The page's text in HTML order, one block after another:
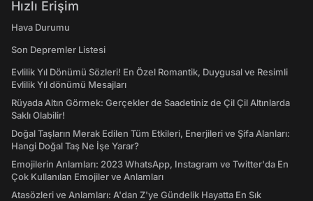
Hızlı Erişim
Hava Durumu
Son Depremler Listesi
Evlilik Yıl Dönümü Sözleri! En Özel Romantik, Duygusal ve Resimli
Evlilik Yıl dönümü Mesajları
Rüyada Altın Görmek: Gerçekler de Saadetiniz de Çil Çil Altınlarda
Saklı Olabilir!
Doğal Taşların Merak Edilen Tüm Etkileri, Enerjileri ve Şifa Alanları:
Hangi Doğal Taş Ne İşe Yarar?
Emojilerin Anlamları: 2023 WhatsApp, Instagram ve Twitter'da En
Çok Kullanılan Emojiler ve Anlamları
Atasözleri ve Anlamları: A'dan Z'ye Gündelik Hayatta En Sık